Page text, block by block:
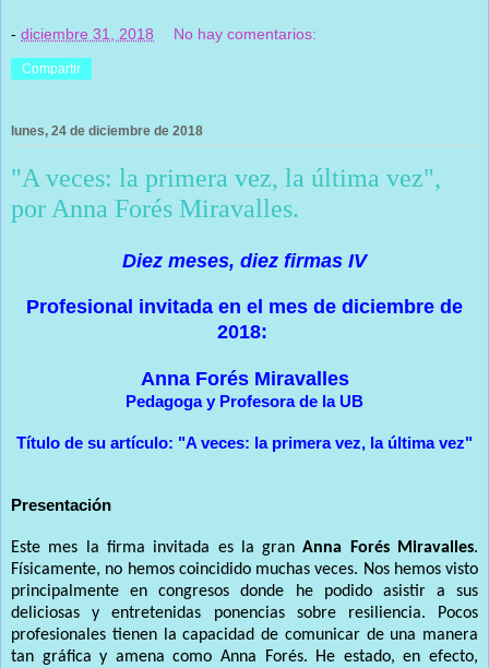
- diciembre 31, 2018 No hay comentarios:
Compartir
lunes, 24 de diciembre de 2018
"A veces: la primera vez, la última vez",
por Anna Forés Miravalles.
Diez meses, diez firmas IV
Profesional invitada en el mes de diciembre de
2018:
Anna Forés Miravalles
Pedagoga y Profesora de la UB
Título de su artículo: "A veces: la primera vez, la última vez"
Presentación
Este mes la firma invitada es la granAnna Forés Miravalles.
Físicamente, no hemos coincidido muchas veces. Nos hemos visto
principalmente en congresos donde he podido asistir a sus
deliciosas y entretenidas ponencias sobre resiliencia. Pocos
profesionales tienen la capacidad de comunicar de una manera
tan gráfica y amena como Anna Forés. He estado, en efecto,